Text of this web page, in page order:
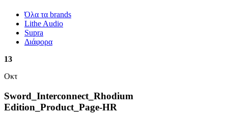
Όλα τα brands
Lithe Audio
Supra
Διάφορα
13
Οκτ
Sword_Interconnect_Rhodium
Edition_Product_Page-HR